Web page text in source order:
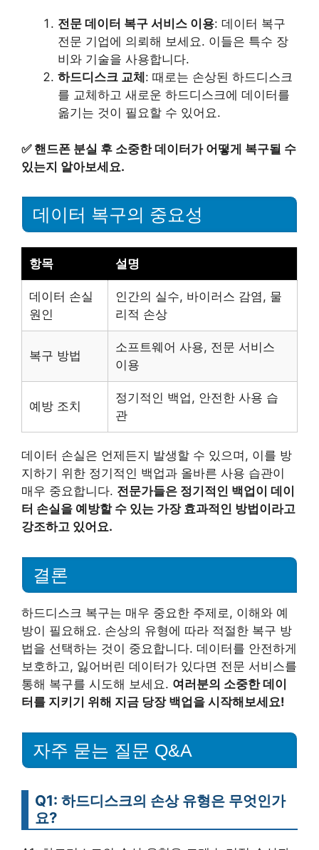
전문 데이터 복구 서비스 이용: 데이터 복구
전문 기업에 의뢰해 보세요. 이들은 특수 장
비와 기술을 사용합니다.
하드디스크 교체 : 때로는 손상된 하드디스크
를 교체하고 새로운 하드디스크에 데이터를
옮기는 것이 필요할 수 있어요.
✅ 핸드폰 분실 후 소중한 데이터가 어떻게 복구될 수
있는지 알아보세요.
데이터 복구의 중요성
항목 설명
데이터 손실
원인
인간의 실수, 바이러스 감염, 물
리적 손상
복구 방법
소프트웨어 사용, 전문 서비스
이용
예방 조치
정기적인 백업, 안전한 사용 습
관
데이터 손실은 언제든지 발생할 수 있으며, 이를 방
지하기 위한 정기적인 백업과 올바른 사용 습관이
매우 중요합니다. 전문가들은 정기적인 백업이 데이
터 손실을 예방할 수 있는 가장 효과적인 방법이라고
강조하고 있어요.
결론
하드디스크 복구는 매우 중요한 주제로, 이해와 예
방이 필요해요. 손상의 유형에 따라 적절한 복구 방
법을 선택하는 것이 중요합니다. 데이터를 안전하게
보호하고, 잃어버린 데이터가 있다면 전문 서비스를
통해 복구를 시도해 보세요. 여러분의 소중한 데이
터를 지키기 위해 지금 당장 백업을 시작해보세요!
자주 묻는 질문 Q&A
Q1: 하드디스크의 손상 유형은 무엇인가
요?